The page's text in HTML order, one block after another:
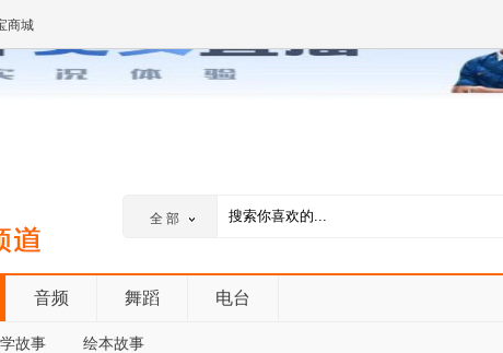
商城
全 部
音频 舞蹈 电台
故事 绘本故事